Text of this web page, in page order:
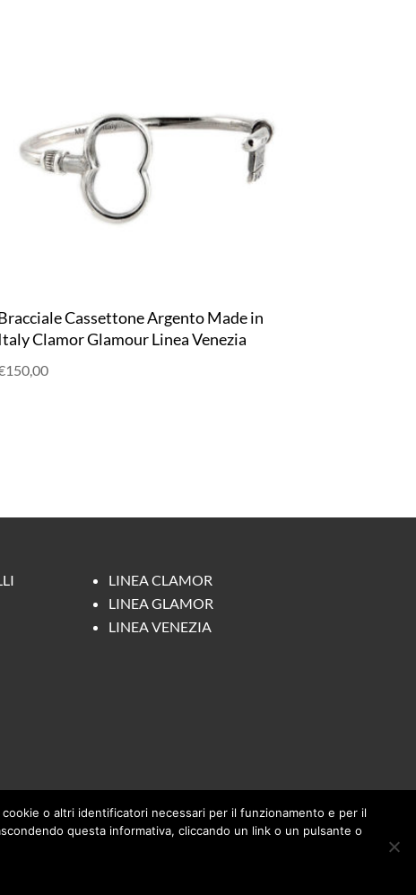
Cassettone Argento Made in
Clamor Glamour Linea Venezia
150,00
LINEA CLAMOR
LINEA GLAMOR
LINEA VENEZIA
70H07 L736B
o altri identificatori necessari per il funzionamento e per il
questa informativa, cliccando un link o un pulsante o